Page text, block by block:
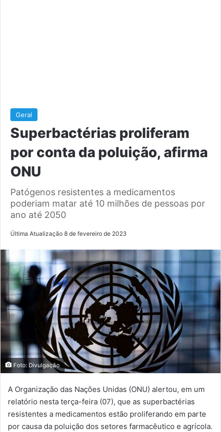
Geral
Superbactérias proliferam
por conta da poluição, afirma
ONU
Patógenos resistentes a medicamentos
poderiam matar até 10 milhões de pessoas por
ano até 2050
Última Atualização 8 de fevereiro de 2023
Foto: Divulgação
A Organização das Nações Unidas (ONU) alertou, em um
relatório nesta terça-feira (07), que as superbactérias
resistentes a medicamentos estão proliferando em parte
por causa da poluição dos setores farmacêutico e agrícola.